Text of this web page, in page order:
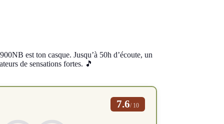
est ton casque. Jusqu’à 50h d’écoute, un
de sensations fortes. 🎵
7.6/ 10